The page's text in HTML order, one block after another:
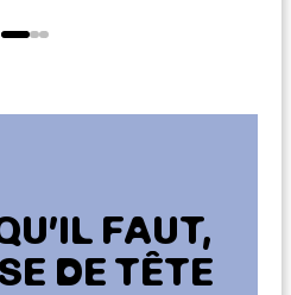
FAUT,
DE TÊTE